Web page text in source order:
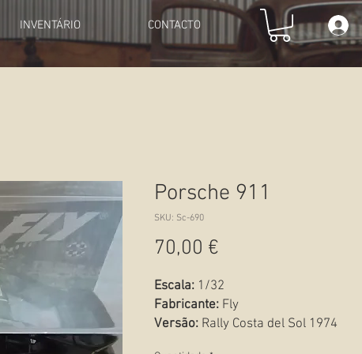
INVENTÁRIO CONTACTO
Porsche 911
SKU: Sc-690
70,00 €
Escala: 1/32
Fabricante: Fly
Versão: Rally Costa del Sol 1974